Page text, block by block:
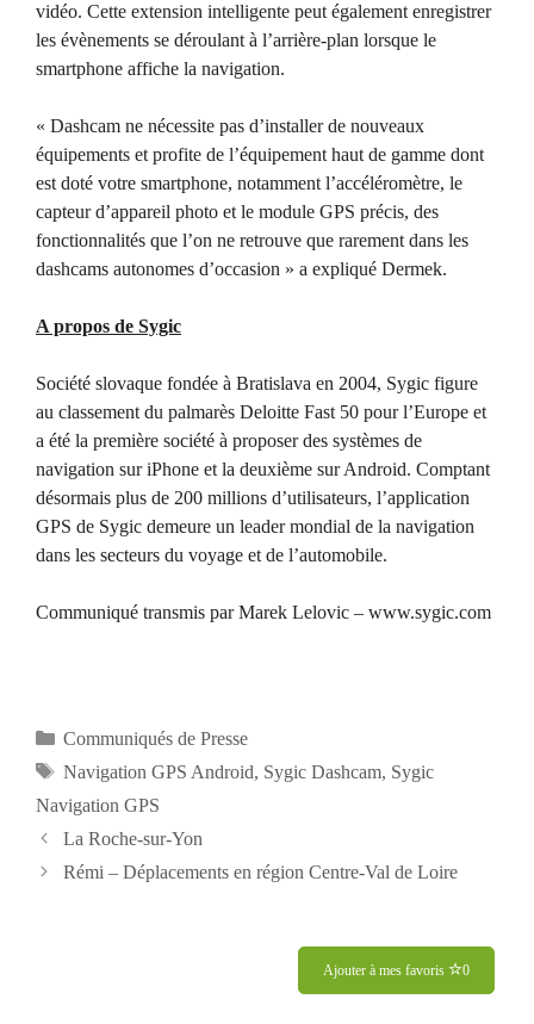
vidéo. Cette extension intelligente peut également enregistrer
les évènements se déroulant à l’arrière-plan lorsque le
smartphone affiche la navigation.
« Dashcam ne nécessite pas d’installer de nouveaux
équipements et profite de l’équipement haut de gamme dont
est doté votre smartphone, notamment l’accéléromètre, le
capteur d’appareil photo et le module GPS précis, des
fonctionnalités que l’on ne retrouve que rarement dans les
dashcams autonomes d’occasion » a expliqué Dermek.
A propos de Sygic
Société slovaque fondée à Bratislava en 2004, Sygic figure
au classement du palmarès Deloitte Fast 50 pour l’Europe et
a été la première société à proposer des systèmes de
navigation sur iPhone et la deuxième sur Android. Comptant
désormais plus de 200 millions d’utilisateurs, l’application
GPS de Sygic demeure un leader mondial de la navigation
dans les secteurs du voyage et de l’automobile.
Communiqué transmis par Marek Lelovic – www.sygic.com
Catégories
Communiqués de Presse
Étiquettes
Navigation GPS Android, Sygic Dashcam, Sygic
Navigation GPS
Navigation
des
La Roche-sur-Yon
Rémi – Déplacements en région Centre-Val de Loire
Ajouter à mes favoris 0